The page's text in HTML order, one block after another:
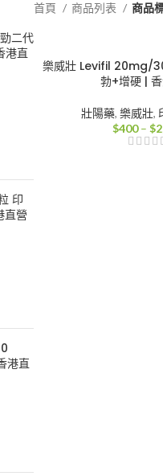
二代
港直
印
直營
港直
首頁 商品列表 商品
樂威壯 Levifil 20mg/
勃+增硬 |
壯陽藥,樂威壯,
$400 – $